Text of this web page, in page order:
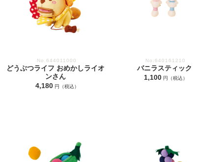
No.644011000
どうぶつライフ おめかしライオ
ンさん
4,180 円（税込）
No.640161210
バニラスティック
1,100 円（税込）